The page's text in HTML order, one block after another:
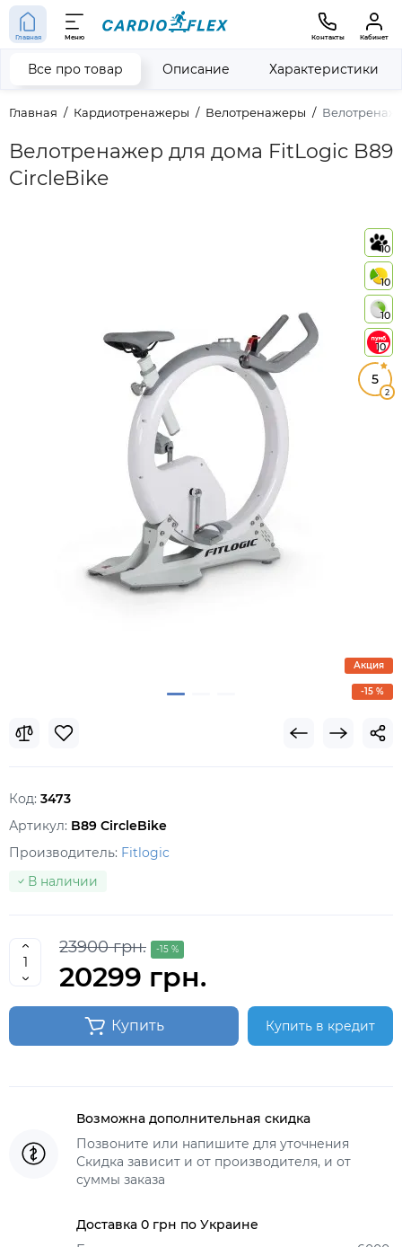
Главная Меню Контакты Кабинет
Главная Кардиотренажеры Велотренажеры
Велотренажер для дома FitLogic B89
CircleBike
Все про товар Описание Характеристики
-15 %
Акция
10
10
10
10
5
2
Код: 3473
Артикул: B89 CircleBike
Производитель: Fitlogic
В наличии
23900 грн. -15 %
20299 грн.
Купить Купить в кредит
Возможна дополнительная скидка
Позвоните или напишите для уточнения
Скидка зависит и от производителя, и от
суммы заказа
Доставка 0 грн по Украине